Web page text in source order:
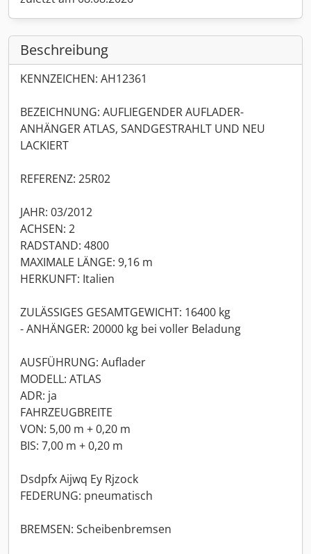
Beschreibung
KENNZEICHEN: AH12361
BEZEICHNUNG: AUFLIEGENDER AUFLADER-
ANHÄNGER ATLAS, SANDGESTRAHLT UND NEU
LACKIERT
REFERENZ: 25R02
JAHR: 03/2012
ACHSEN: 2
RADSTAND: 4800
MAXIMALE LÄNGE: 9,16 m
HERKUNFT: Italien
ZULÄSSIGES GESAMTGEWICHT: 16400 kg
- ANHÄNGER: 20000 kg bei voller Beladung
AUSFÜHRUNG: Auflader
MODELL: ATLAS
ADR: ja
FAHRZEUGBREITE
VON: 5,00 m + 0,20 m
BIS: 7,00 m + 0,20 m
Dsdpfx Aijwq Ey Rjzock
FEDERUNG: pneumatisch
BREMSEN: Scheibenbremsen